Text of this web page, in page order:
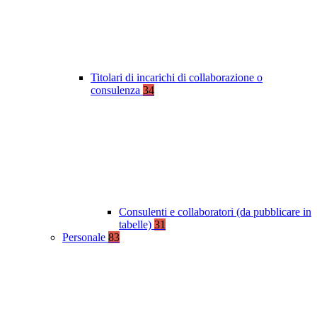
Titolari di incarichi di collaborazione o
consulenza 34
Consulenti e collaboratori (da pubblicare in
tabelle) 31
Personale 83